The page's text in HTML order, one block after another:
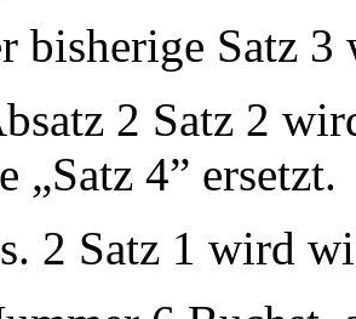
bisherige Satz 3
2 Satz 2
„Satz 4” ersetzt.
2 Satz 1 wird